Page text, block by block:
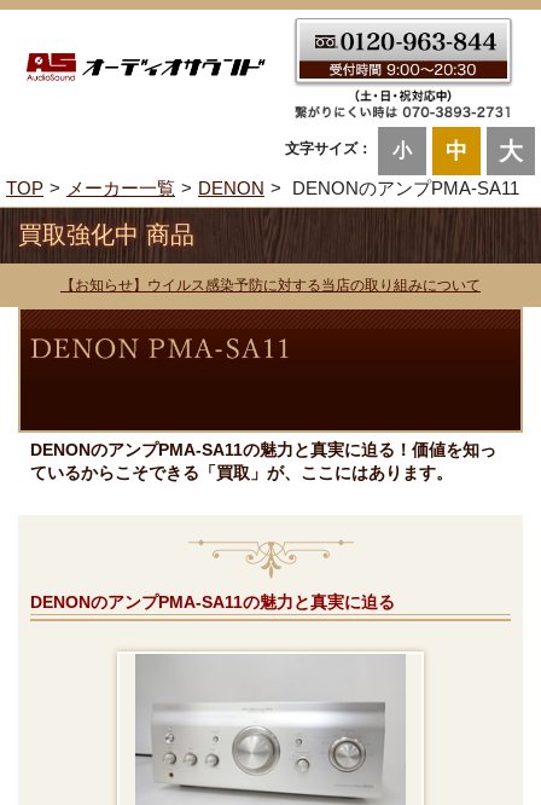
文字サイズ： 小 中 大
TOP メーカー一覧 DENON DENONのアンプPMA-SA11
買取強化中 商品
【お知らせ】ウイルス感染予防に対する当店の取り組みについて
DENONのアンプPMA-SA11の魅力と真実に迫る！価値を知っ
ているからこそできる「買取」が、ここにはあります。
DENONのアンプPMA-SA11の魅力と真実に迫る